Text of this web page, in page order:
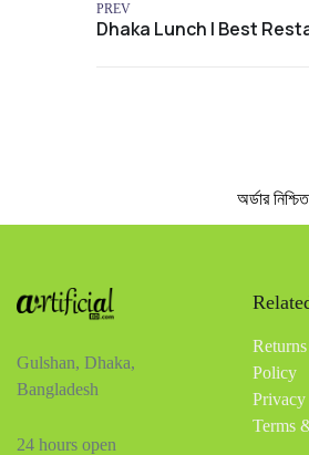
PREV
অর্ডার নিশ্চিত
Gulshan, Dhaka,
Bangladesh
24 hours open
Policy
Terms